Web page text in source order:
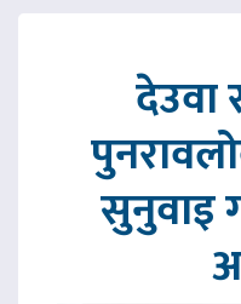
सुनुवाइ